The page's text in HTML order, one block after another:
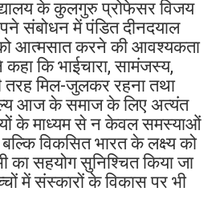
के कुलगुरु प्रोफेसर विजय
संबोधन में पंडित दीनदयाल
को आत्मसात करने की आवश्यकता
कि भाईचारा, सामंजस्य,
तरह मिल-जुलकर रहना तथा
आज के समाज के लिए अत्यंत
के माध्यम से न केवल समस्याओं
विकसित भारत के लक्ष्य को
का सहयोग सुनिश्चित किया जा
में संस्कारों के विकास पर भी